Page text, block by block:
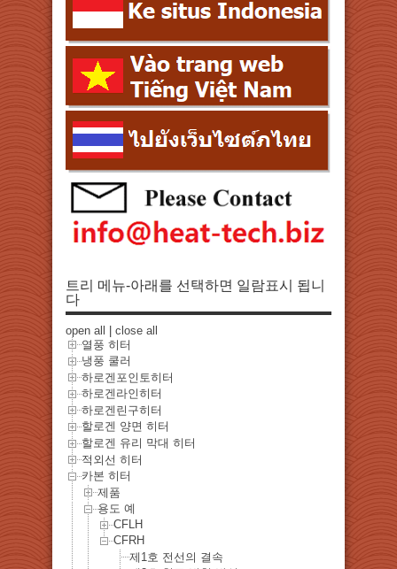
트리 메뉴-아래를 선택하면 일람표시 됩니
다
open all | close all
열풍 히터
냉풍 쿨러
하로겐포인토히터
하로겐라인히터
하로겐린구히터
할로겐 양면 히터
할로겐 유리 막대 히터
적외선 히터
카본 히터
제품
용도 예
CFLH
CFRH
제1호 전선의 결속